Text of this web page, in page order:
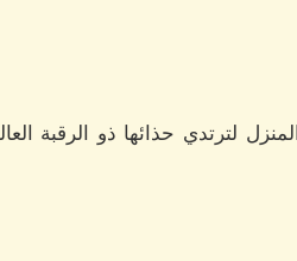
لترتدي حذائها ذو الرقبة